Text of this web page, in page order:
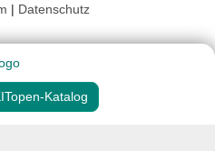
| Datenschutz
Katalog